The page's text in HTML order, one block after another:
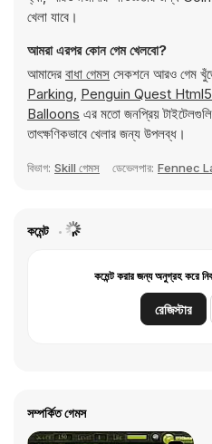
খেলা যাবে।
আমরা এরপর কোন গেম খেলবো?
আমাদের বাধা গেমস সেকশনে আরও গেম
Parking, Penguin Quest Html5
Balloons এর মতো জনপ্রিয়
তাৎক্ষণিকভাবে খেলার জন্য উপলব্ধ।
বিভাগ: Skill গেমস ডেভেলপার: Fennec
কমেন্ট
কমেন্ট করার জন্য অনুগ্রহ করে
রেজিস্টার
সম্পর্কিত গেমস